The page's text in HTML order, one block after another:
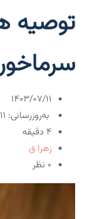
توصیه
۱۴۰۳/۰۷/۱۱
به‌روزرسانی: ۱۴۰۳/۰۷/۱۱
4 دقیقه
زهرا ق
۰ نظر